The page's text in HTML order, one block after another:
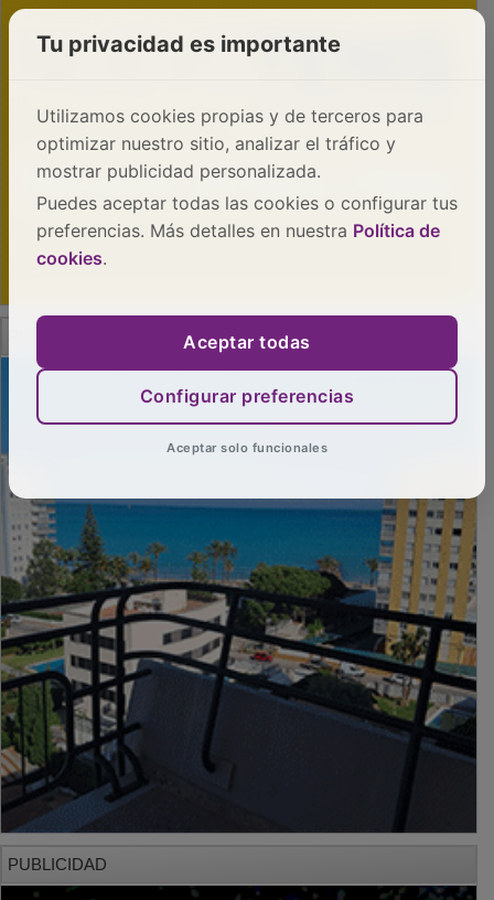
PUBLICIDAD
Tu privacidad es importante
Utilizamos cookies propias y de terceros para
optimizar nuestro sitio, analizar el tráfico y
mostrar publicidad personalizada.
Puedes aceptar todas las cookies o configurar tus
preferencias. Más detalles en nuestra Política de
cookies.
Aceptar todas
Configurar preferencias
Aceptar solo funcionales